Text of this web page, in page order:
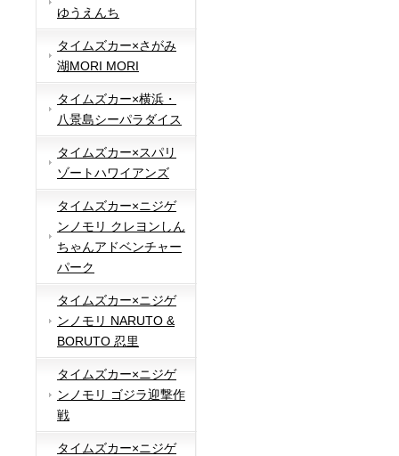
ゆうえんち
タイムズカー×さがみ
湖MORI MORI
タイムズカー×横浜・
八景島シーパラダイス
タイムズカー×スパリ
ゾートハワイアンズ
タイムズカー×ニジゲ
ンノモリ クレヨンしん
ちゃんアドベンチャー
パーク
タイムズカー×ニジゲ
ンノモリ NARUTO &
BORUTO 忍里
タイムズカー×ニジゲ
ンノモリ ゴジラ迎撃作
戦
タイムズカー×ニジゲ